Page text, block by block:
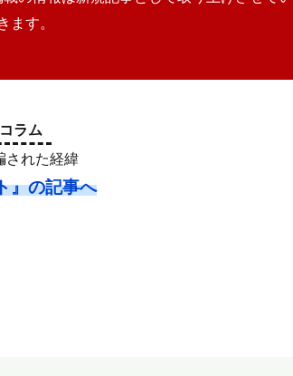
ます。
コラム
された経緯
』の記事へ